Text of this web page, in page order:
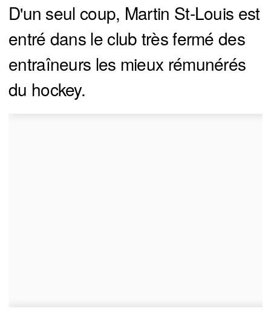
D'un seul coup, Martin St-Louis est
entré dans le club très fermé des
entraîneurs les mieux rémunérés
du hockey.